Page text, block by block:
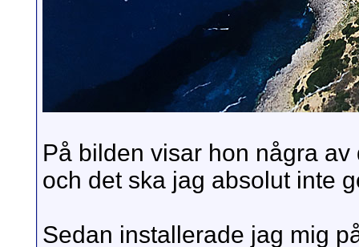
På bilden visar hon några
och det ska jag absolut inte
Sedan installerade jag mig